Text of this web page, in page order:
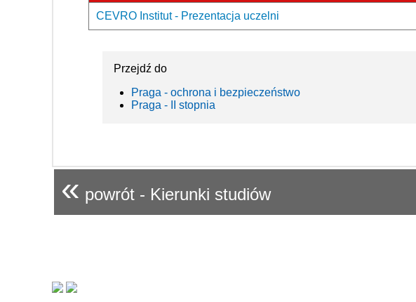
CEVRO Institut - Prezentacja uczelni
Przejdź do
Praga - ochrona i bezpieczeństwo
Praga - II stopnia
« powrót - Kierunki studiów